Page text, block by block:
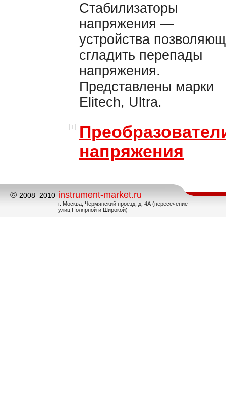
Стабилизаторы
напряжения —
устройства
сгладить перепады
напряжения.
Представлены марки
Elitech, Ultra.
напряжения
© 2008–2010 instrument-market.ru
г. Москва, Чермянский проезд, д. 4А (пересечение
улиц Полярной и Широкой)